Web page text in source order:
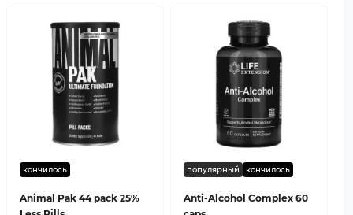
кончилось
Animal Pak 44 pack 25%
популярный кончилось
Anti-Alcohol Complex 60